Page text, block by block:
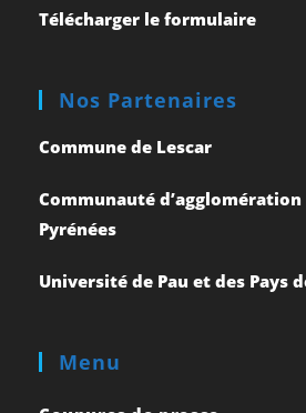
Télécharger le formulaire
Nos Partenaires
Commune de Lescar
Communauté d’agglomération
Pyrénées
Université de Pau et des Pays
Menu